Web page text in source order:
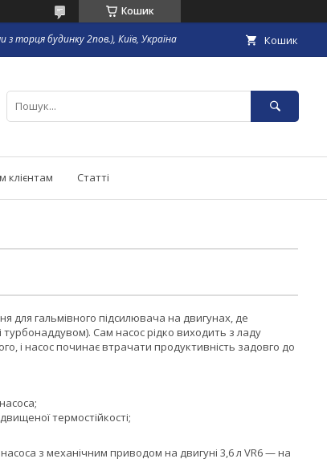
Кошик
з торця будинку 2пов.), Київ, Україна Кошик
клієнтам Статті
для гальмівного підсилювача на двигунах, де
Сам насос рідко виходить з ладу
і насос починає втрачати продуктивність задовго до
термостійкості;
з механічним приводом на двигуні 3,6 л VR6 — на